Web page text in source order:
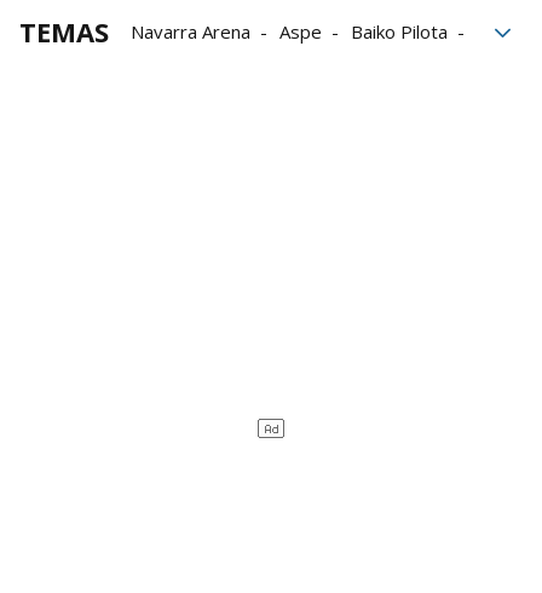
TEMAS Navarra Arena Aspe
Baiko Pilota